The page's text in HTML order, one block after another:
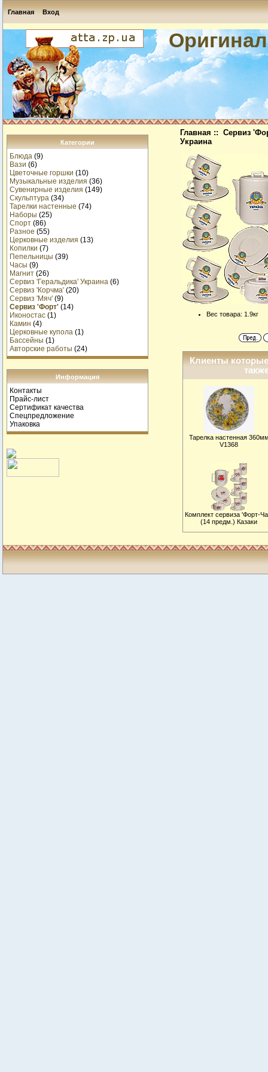
Главная Вход
Категории
Блюда (9)
Вази (6)
Цветочные горшки (10)
Музыкальные изделия (36)
Сувенирные изделия (149)
Скульптура (34)
Тарелки настенные (74)
Наборы (25)
Спорт (86)
Разное (55)
Церковные изделия (13)
Копилки (7)
Пепельницы (39)
Часы (9)
Магнит (26)
Сервиз 'Геральдика' Украина (6)
Сервиз 'Корчма' (20)
Сервиз 'Мяч' (9)
Сервиз 'Форт' (14)
Иконостас (1)
Камин (4)
Церковные купола (1)
Бассейны (1)
Авторские работы (24)
Информация
Контакты
Прайс-лист
Сертификат качества
Спецпредложение
Упаковка
Главная ::Сервиз
Украина
Вес товара: 1.9кг
Клиенты
Тарелка настенная
V1368
Комплект сервиза 'Форт-
(14 предм.) Казаки